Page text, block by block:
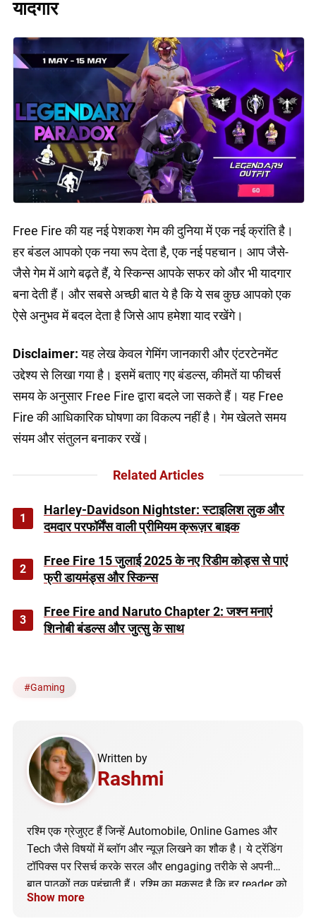
यादगार
Free Fire की यह नई पेशकश गेम की दुनिया में एक नई क्रांति है।
हर बंडल आपको एक नया रूप देता है, एक नई पहचान। आप जैसे-
जैसे गेम में आगे बढ़ते हैं, ये स्किन्स आपके सफर को और भी यादगार
बना देती हैं। और सबसे अच्छी बात ये है कि ये सब कुछ आपको एक
ऐसे अनुभव में बदल देता है जिसे आप हमेशा याद रखेंगे।
Disclaimer:यह लेख केवल गेमिंग जानकारी और एंटरटेनमेंट
उद्देश्य से लिखा गया है। इसमें बताए गए बंडल्स, कीमतें या फीचर्स
समय के अनुसार Free Fire द्वारा बदले जा सकते हैं। यह Free
Fire की आधिकारिक घोषणा का विकल्प नहीं है। गेम खेलते समय
संयम और संतुलन बनाकर रखें।
Related Articles
1
Harley-Davidson Nightster: स्टाइलिश लुक और
दमदार परफॉर्मेंस वाली प्रीमियम क्रूज़र बाइक
2
Free Fire 15 जुलाई 2025 के नए रिडीम कोड्स से पाएं
फ्री डायमंड्स और स्किन्स
3
Free Fire and Naruto Chapter 2: जश्न मनाएं
शिनोबी बंडल्स और जुत्सु के साथ
#Gaming
Written by
Rashmi
रश्मि एक ग्रेजुएट हैं जिन्हें Automobile, Online Games और
Tech जैसे विषयों में ब्लॉग और न्यूज़ लिखने का शौक है। ये ट्रेंडिंग
टॉपिक्स पर रिसर्च करके सरल और engaging तरीके से अपनी
बात पाठकों तक पहुंचाती हैं। रश्मि का मकसद है कि हर reader को
सही और अपडेटेड जानकारी मिले।
Show more